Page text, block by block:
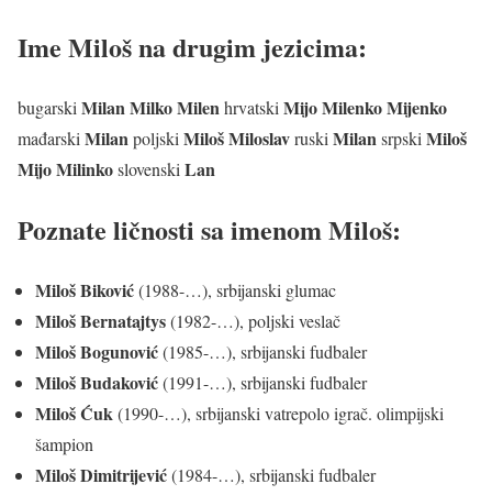
Ime Miloš na drugim jezicima:
bugarski Milan Milko Milenhrvatski Mijo Milenko Mijenko
mađarski Milanpoljski Miloš Miloslavruski Milansrpski Miloš
Mijo Milinkoslovenski Lan
Poznate ličnosti sa imenom Miloš:
Miloš Biković(1988-…), srbijanski glumac
Miloš Bernatajtys(1982-…), poljski veslač
Miloš Bogunović(1985-…), srbijanski fudbaler
Miloš Budaković(1991-…), srbijanski fudbaler
Miloš Ćuk(1990-…), srbijanski vatrepolo igrač. olimpijski
šampion
Miloš Dimitrijević(1984-…), srbijanski fudbaler